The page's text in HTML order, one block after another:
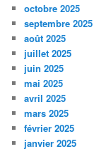
octobre 2025
septembre 2025
août 2025
juillet 2025
juin 2025
mai 2025
avril 2025
mars 2025
février 2025
janvier 2025